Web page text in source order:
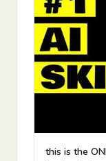
this is the